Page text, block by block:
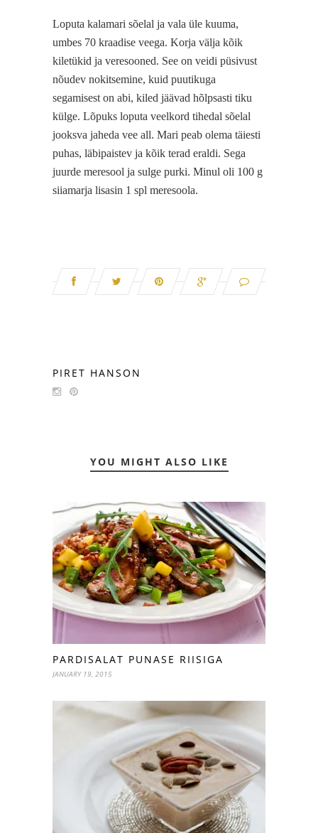
Loputa kalamari sõelal ja vala üle kuuma,
umbes 70 kraadise veega. Korja välja kõik
kiletükid ja veresooned. See on veidi püsivust
nõudev nokitsemine, kuid puutikuga
segamisest on abi, kiled jäävad hõlpsasti tiku
külge. Lõpuks loputa veelkord tihedal sõelal
jooksva jaheda vee all. Mari peab olema täiesti
puhas, läbipaistev ja kõik terad eraldi. Sega
juurde meresool ja sulge purki. Minul oli 100 g
siiamarja lisasin 1 spl meresoola.
PIRET HANSON
YOU MIGHT ALSO LIKE
PARDISALAT PUNASE RIISIGA
JANUARY 19, 2015